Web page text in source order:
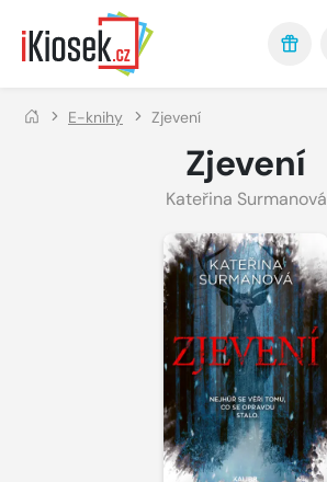
Přejít na hlavní obsah
E-knihy Zjevení
Zjevení
Kateřina Surmanová